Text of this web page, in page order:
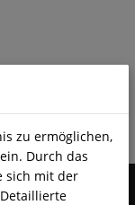
zu ermöglichen,
Durch das
sich mit der